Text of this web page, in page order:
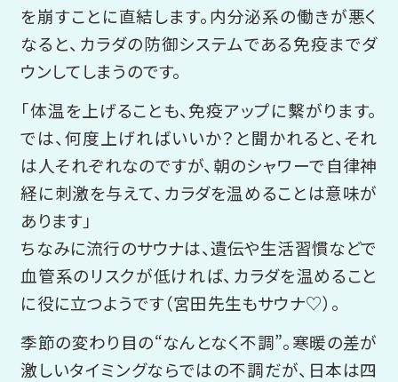
を崩すことに直結します。内分泌系の働きが悪く
なると、カラダの防御システムである免疫までダ
ウンしてしまうのです。
「体温を上げることも、免疫アップに繫がります。
では、何度上げればいいか？と聞かれると、それ
は人それぞれなのですが、朝のシャワーで自律神
経に刺激を与えて、カラダを温めることは意味が
あります」
ちなみに流行のサウナは、遺伝や生活習慣などで
血管系のリスクが低ければ、カラダを温めること
に役に立つようです（宮田先生もサウナ♡）。
季節の変わり目の“なんとなく不調”。寒暖の差が
激しいタイミングならではの不調だが、日本は四